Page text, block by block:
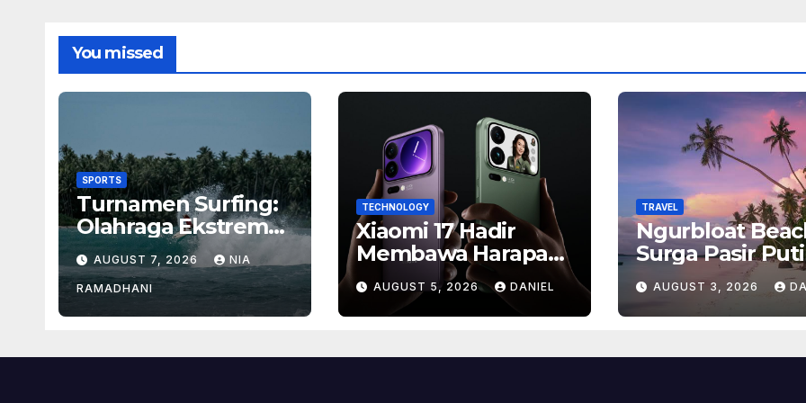
You missed
SPORTS
Turnamen Surfing:
Olahraga Ekstrem
dengan Hadiah
Besar
AUGUST 7, 2026 NIA
RAMADHANI
TECHNOLOGY
Xiaomi 17 Hadir
Membawa Harapan
Baru, Inilah Alasan
Banyak Orang
Menantikan Ponsel
AUGUST 5, 2026 DANIEL
TRAVEL
Ngurbloat
Surga Pasir
yang
Ketenangan
Pesona Alam
AUGUST 3, 2026